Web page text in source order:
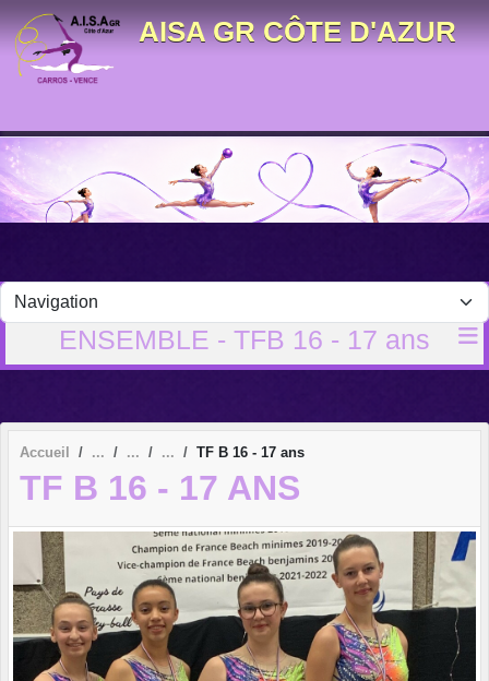
AISA GR CÔTE D'AZUR
ENSEMBLE - TFB 16 - 17 ans
Accueil TF B 16 - 17 ans
TF B 16 - 17 ANS
Panneau de gestion des cookies